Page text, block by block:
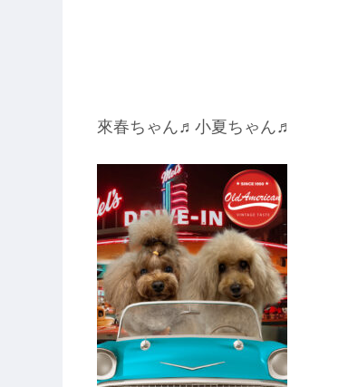
來春ちゃん♬小夏ちゃん♬